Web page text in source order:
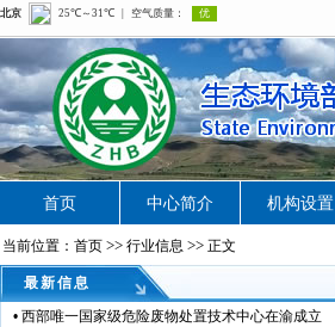
首页 中心简介 机构设置
当前位置：首页 >> 行业信息 >> 正文
最新信息
• 西部唯一国家级危险废物处置技术中心在渝成立